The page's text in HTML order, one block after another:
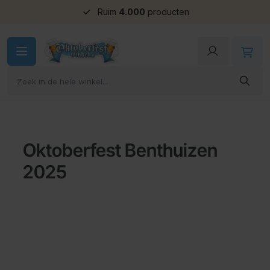
Ruim 4.000 producten
Oktoberfest Benthuizen
2025